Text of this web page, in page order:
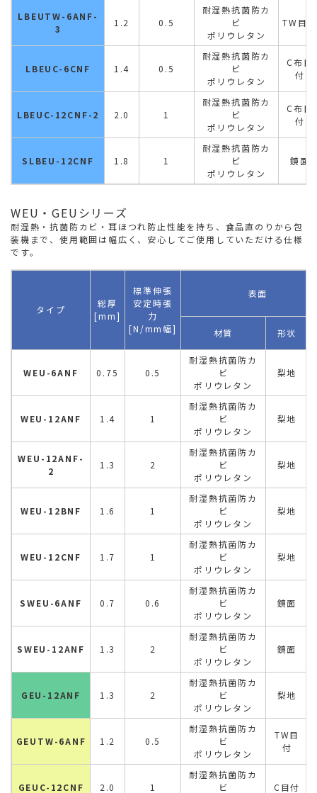
LBEUTW-6ANF-
3
1.2 0.5
耐湿熱抗菌防カ
ビ
ポリウレタン
TW目付
LBEUC-6CNF 1.4 0.5
耐湿熱抗菌防カ
ビ
ポリウレタン
C布目
付
LBEUC-12CNF-2 2.0 1
耐湿熱抗菌防カ
ビ
ポリウレタン
C布目
付
SLBEU-12CNF 1.8 1
耐湿熱抗菌防カ
ビ
ポリウレタン
鏡面
WEU・GEUシリーズ
耐湿熱・抗菌防カビ・耳ほつれ防止性能を持ち、食品直のりから包
装機まで、使用範囲は幅広く、安心してご使用していただける仕様
です。
タイプ
総厚
[mm]
標準伸張
安定時張
力
[N/mm幅]
表面
材質 形状
WEU-6ANF 0.75 0.5
耐湿熱抗菌防カ
ビ
ポリウレタン
梨地
WEU-12ANF 1.4 1
耐湿熱抗菌防カ
ビ
ポリウレタン
梨地
WEU-12ANF-
2
1.3 2
耐湿熱抗菌防カ
ビ
ポリウレタン
梨地
WEU-12BNF 1.6 1
耐湿熱抗菌防カ
ビ
ポリウレタン
梨地
WEU-12CNF 1.7 1
耐湿熱抗菌防カ
ビ
ポリウレタン
梨地
SWEU-6ANF 0.7 0.6
耐湿熱抗菌防カ
ビ
ポリウレタン
鏡面
SWEU-12ANF 1.3 2
耐湿熱抗菌防カ
ビ
ポリウレタン
鏡面
GEU-12ANF 1.3 2
耐湿熱抗菌防カ
ビ
ポリウレタン
梨地
GEUTW-6ANF 1.2 0.5
耐湿熱抗菌防カ
ビ
ポリウレタン
TW目
付
GEUC-12CNF 2.0 1
耐湿熱抗菌防カ
ビ
C目付